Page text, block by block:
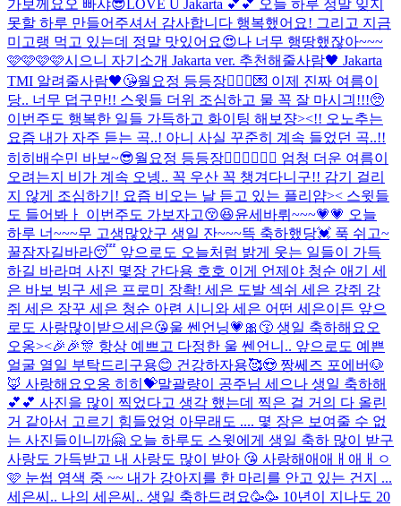
가보께요오 빠샤😎 LOVE U Jakarta 💕💕 오늘 하루 정말 잊지
못할 하루 만들어주셔서 감사합니다 행복했어요! 그리고 지금
미고랭 먹고 있는데 정말 맛있어요😍나 너무 행땅했잖아~~~
🩷🩷🩷🩷시으니 자기소개 Jakarta ver. 추천해줄사람🖤 Jakarta
TMI 알려줄사람🖤😘월요정 등등장🧚🏻‍♀️💌 이제 진짜 여름이
당.. 너무 덥구만!! 스윗들 더위 조심하고 물 꼭 잘 마시긔!!!🥺
이번주도 행복한 일들 가득하고 화이팅 해보쟝><!! 오노추는
요즘 내가 자주 듣는 곡..! 아니 사실 꾸준히 계속 들었던 곡..!!
히히 배수민 바보~😎월요정 등등장🧚🏻‍♀️🧚🏻‍♀️ 엄청 더운 여름이
오려는지 비가 계속 오넹.. 꼭 우산 꼭 챙겨다니구!! 감기 걸리
지 않게 조심하기! 요즘 비오는 날 듣고 있는 플리얌>< 스윗들
도 들어봐ㅏ 이번주도 가보자고😚😆윤세바뤼~~~💗💗 오늘
하루 너~~~무 고생많았구 생일 잔~~~뜩 축하했당💓 푹 쉬고~
꿀잠자길바라😴 앞으로도 오늘처럼 밝게 웃는 일들이 가득
하길 바라며 사진 몇장 간다용 호호 이게 언제야 청순 애기 세
은 바보 빙구 세은 프로미 장촥! 세은 도발 섹쉬 세은 강쥐 강
쥐 세은 장꾸 세은 청순 아련 시니와 세은 어떤 세은이든 앞으
로도 사랑많이받으세은😘울 쎈언닝💗🎀😚 생일 축하해요오
오옹><🎉🎉🎊 항상 예쁘고 다정한 울 쎈언니.. 앞으로도 예쁜
얼굴 열일 부탁드리구용😊 건강하자용🥰😍 짱쎄즈 포에버🐶
🦊 사랑해요오옹 히히💝말괄량이 공주님 세으나 생일 축하해
💕💕 사진을 많이 찍었다고 생각 했는데 찍은 걸 거의 다 올린
거 같아서 고르기 힘들었엉 아무래도 .... 몇 장은 보여줄 수 없
는 사진들이니까🤗 오늘 하루도 스윗에게 생일 축하 많이 받구
사랑도 가득받고 내 사랑도 많이 받아 😘 사랑해애애ㅐ애ㅐㅇ
🩷 눈썹 염색 중 ~~ 내가 강아지를 한 마리를 안고 있는 건지 ...
세은씨.. 나의 세은씨.. 생일 축하드려요🥳🥳 10년이 지나도 20